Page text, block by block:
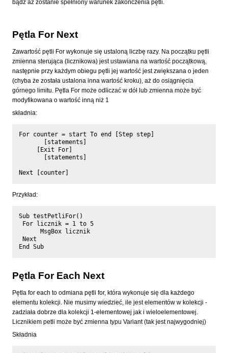
bądź aż zostanie spełniony warunek zakończenia pętli.
Pętla For Next
Zawartość pętli For wykonuje się ustaloną liczbę razy. Na początku pętli
zmienna sterująca (licznikowa) jest ustawiana na wartość początkową,
następnie przy każdym obiegu pętli jej wartość jest zwiększana o jeden
(chyba że została ustalona inna wartość kroku), aż do osiągnięcia
górnego limitu. Pętla For może odliczać w dół lub zmienna może być
modyfikowana o wartość inną niż 1
składnia:
For counter = start To end [Step step]
Przykład:
Sub testPetliFor()
Pętla For Each Next
Pętla for each to odmiana pętli for, która wykonuje się dla każdego
elementu kolekcji. Nie musimy wiedzieć, ile jest elementów w kolekcji -
zadziała dobrze dla kolekcji 1-elementowej jak i wieloelementowej.
Licznikiem petli może być zmienna typu Variant (tak jest najwygodniej)
Składnia